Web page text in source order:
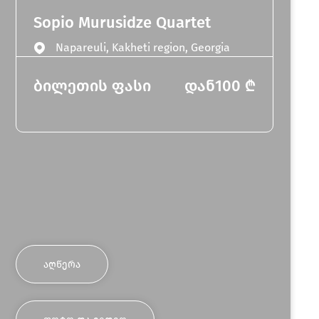
Sopio Murusidze Quartet
Napareuli, Kakheti region, Georgia
ბილეთის ფასი დან100 ₾
ᲐᲦᲬᲔᲠᲐ